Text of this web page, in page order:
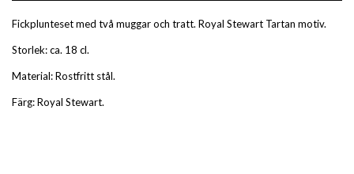
Fickplunteset med två muggar och tratt. Royal Stewart Tartan motiv.
Storlek: ca. 18 cl.
Material: Rostfritt stål.
Färg: Royal Stewart.